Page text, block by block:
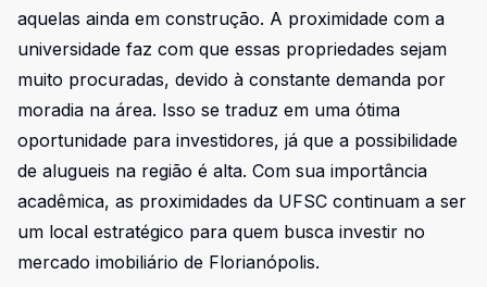
aquelas ainda em construção. A proximidade com a
universidade faz com que essas propriedades sejam
muito procuradas, devido à constante demanda por
moradia na área. Isso se traduz em uma ótima
oportunidade para investidores, já que a possibilidade
de alugueis na região é alta. Com sua importância
acadêmica, as proximidades da UFSC continuam a ser
um local estratégico para quem busca investir no
mercado imobiliário de Florianópolis.